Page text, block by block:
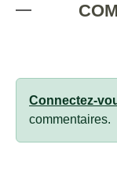
Connectez-
commentaires.